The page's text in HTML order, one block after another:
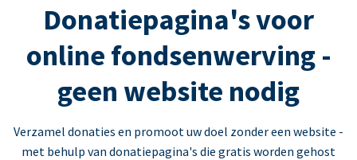
Donatiepagina's voor
online fondsenwerving -
geen website nodig
Verzamel donaties en promoot uw doel zonder een website -
met behulp van donatiepagina's die gratis worden gehost